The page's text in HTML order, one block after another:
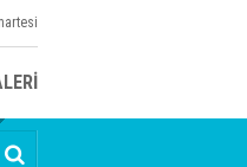
AÇIK İHBAR!